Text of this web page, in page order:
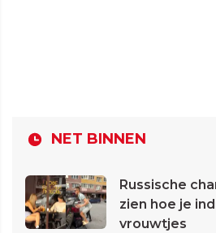
NET BINNEN
Russische
zien hoe je
vrouwtjes